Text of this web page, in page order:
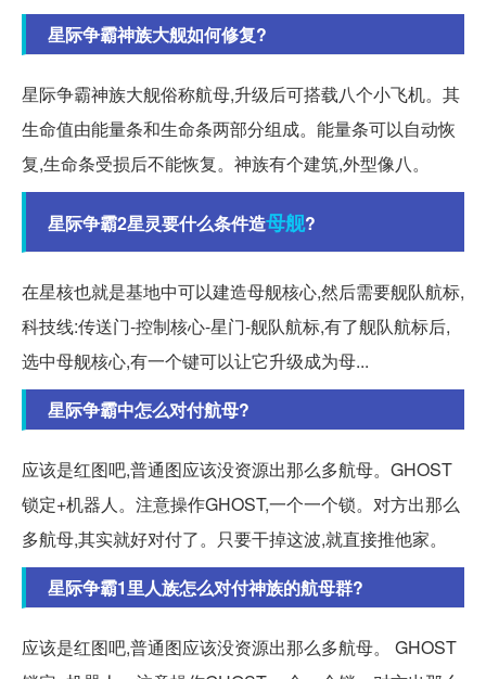
星际争霸神族大舰如何修复?
星际争霸神族大舰俗称航母,升级后可搭载八个小飞机。其
生命值由能量条和生命条两部分组成。能量条可以自动恢
复,生命条受损后不能恢复。神族有个建筑,外型像八。
星际争霸2星灵要什么条件造母舰?
在星核也就是基地中可以建造母舰核心,然后需要舰队航标,
科技线:传送门-控制核心-星门-舰队航标,有了舰队航标后,
选中母舰核心,有一个键可以让它升级成为母...
星际争霸中怎么对付航母?
应该是红图吧,普通图应该没资源出那么多航母。GHOST
锁定+机器人。注意操作GHOST,一个一个锁。对方出那么
多航母,其实就好对付了。只要干掉这波,就直接推他家。
星际争霸1里人族怎么对付神族的航母群?
应该是红图吧,普通图应该没资源出那么多航母。 GHOST